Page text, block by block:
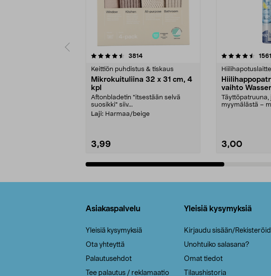
3814arvostelut
Keittiön puhdistus & tiskaus
Mikrokuituliina 32 x 31 cm, 4
kpl
Aftonbladetin "itsestään selvä
suosikki" siiv...
Laji: Harmaa/beige
3,99
4.5viidestä
1561
vaihto
Täyttöpatruuna,
myymälästä –
3,00
Asiakaspalvelu
Yleisiä kysymyksiä
Ota yhteyttä
Palautusehdot
Tee palautus / reklamaatio
Yleisiä kysymyksiä
Kirjaudu sisään/
Unohtuiko salasana?
Omat tiedot
Tilaushistoria